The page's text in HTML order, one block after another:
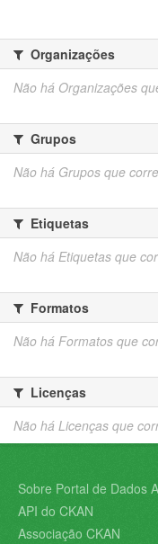
Organizações
Não há Organizações
Grupos
Não há Grupos que
Etiquetas
Não há Etiquetas que
Formatos
Não há Formatos que
Licenças
Não há Licenças que
Sobre Portal de Dados
API do CKAN
Associação CKAN